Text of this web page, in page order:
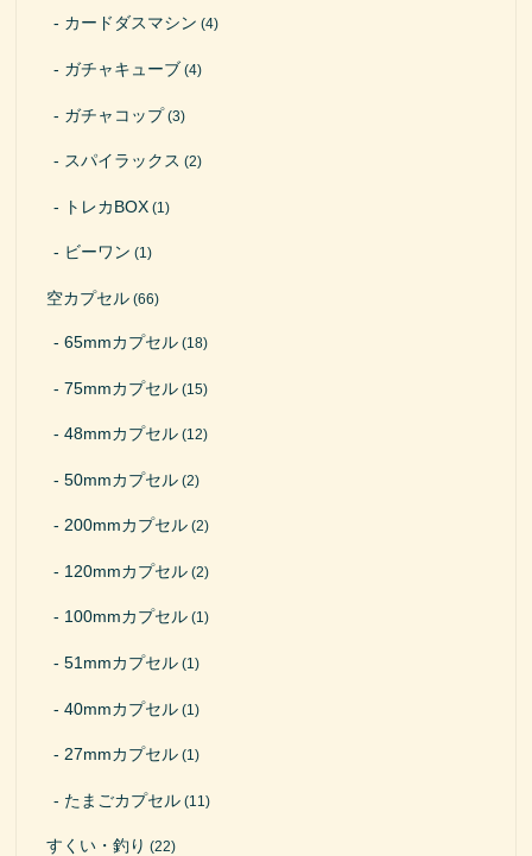
カードダスマシン (4)
ガチャキューブ (4)
ガチャコップ(3)
スパイラックス (2)
トレカBOX (1)
ビーワン (1)
空カプセル (66)
65mmカプセル (18)
75mmカプセル (15)
48mmカプセル (12)
50mmカプセル (2)
200mmカプセル (2)
120mmカプセル (2)
100mmカプセル (1)
51mmカプセル (1)
40mmカプセル (1)
27mmカプセル (1)
たまごカプセル (11)
すくい・釣り (22)